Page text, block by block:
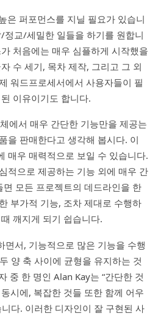
은 퍼포먼스를 지닐 필요가 있습니
정교/세밀한 일들을 하기를 원합니
처음에는 매우 심플하게 시작했을
수 세기, 목차 제작, 그리고 그 외
워드프로세서에서 사용자들이 필
이유이기도 합니다.
에서 매우 간단한 기능만을 제공는
을 판매한다고 생각해 봅시다. 이
매우 매력적으로 보일 수 있습니다.
적으로 제공하는 기능 외에 매우 간
모든 프로젝트의 데드라인을 한
부가적 기능, 조차 제대로 수행하
깨지게 되기 쉽습니다.
면서, 기능적으로 많은 기능을 수행
양 축 사이에 균형을 유지하는 것
중 한 명인 Alan Kay는 “간단한 것
시에, 복잡한 것들 또한 함께 어우
다. 이러한 디자인이 잘 구현된 사